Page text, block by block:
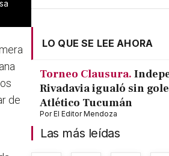
de
LO QUE SE LEE AHORA
Torneo Clausura.
Rivadavia igualó sin
Atlético Tucumán
PorEl Editor Mendoza
Las más leídas